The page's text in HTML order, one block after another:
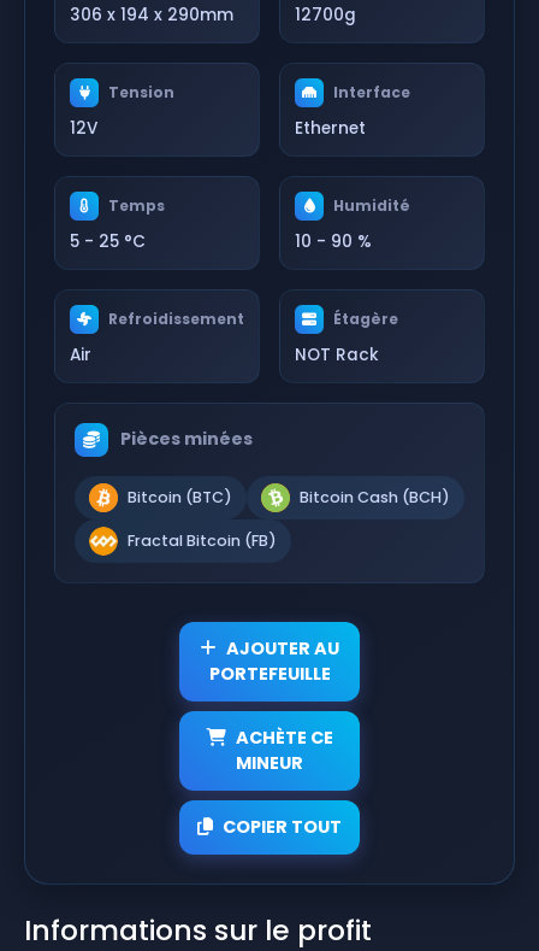
306 x 194 x 290mm 12700g
Tension
12V
Interface
Ethernet
Temps
5 - 25 °C
Humidité
10 - 90 %
Refroidissement
Air
Étagère
NOT Rack
Pièces minées
Bitcoin (BTC) Bitcoin Cash (BCH)
Fractal Bitcoin (FB)
AJOUTER AU
PORTEFEUILLE
ACHÈTE CE
MINEUR
COPIER TOUT
Informations sur le profit